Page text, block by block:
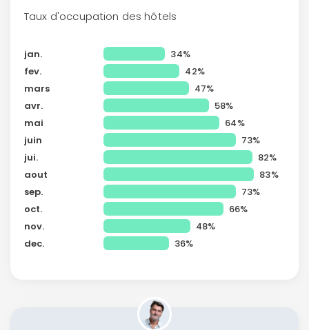
Taux d'occupation des hôtels
jan.
34%
fev.
42%
mars
47%
avr.
58%
mai
64%
juin
73%
jui.
82%
aout
83%
sep.
73%
oct.
66%
nov.
48%
dec.
36%